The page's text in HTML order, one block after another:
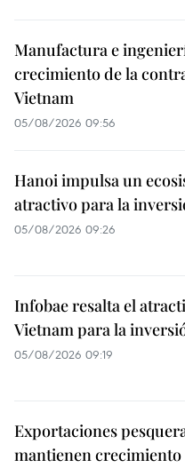
Manufactura e
crecimiento de la
Vietnam
05/08/2026 09:56
Hanoi impulsa un
atractivo para la
05/08/2026 09:26
Infobae resalta el
Vietnam para la
05/08/2026 09:19
Exportaciones
mantienen crecimiento